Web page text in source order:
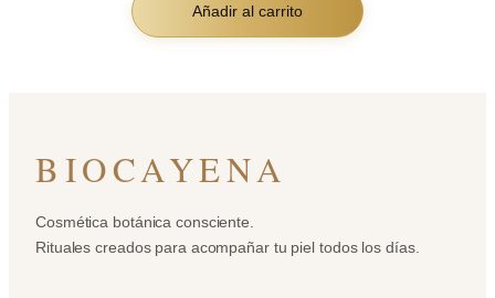
Añadir al carrito
BIOCAYENA
Cosmética botánica consciente.
Rituales creados para acompañar tu piel todos los días.